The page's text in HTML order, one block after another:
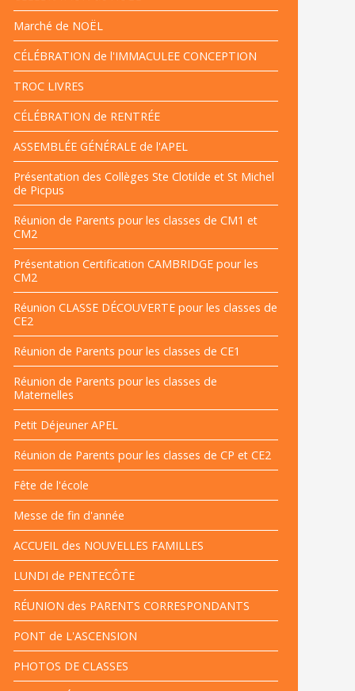
Marché de NOËL
CÉLÉBRATION de l'IMMACULEE CONCEPTION
TROC LIVRES
CÉLÉBRATION de RENTRÉE
ASSEMBLÉE GÉNÉRALE de l'APEL
Présentation des Collèges Ste Clotilde et St Michel
de Picpus
Réunion de Parents pour les classes de CM1 et
CM2
Présentation Certification CAMBRIDGE pour les
CM2
Réunion CLASSE DÉCOUVERTE pour les classes de
CE2
Réunion de Parents pour les classes de CE1
Réunion de Parents pour les classes de
Maternelles
Petit Déjeuner APEL
Réunion de Parents pour les classes de CP et CE2
Fête de l'école
Messe de fin d'année
ACCUEIL des NOUVELLES FAMILLES
LUNDI de PENTECÔTE
RÉUNION des PARENTS CORRESPONDANTS
PONT de L'ASCENSION
PHOTOS DE CLASSES